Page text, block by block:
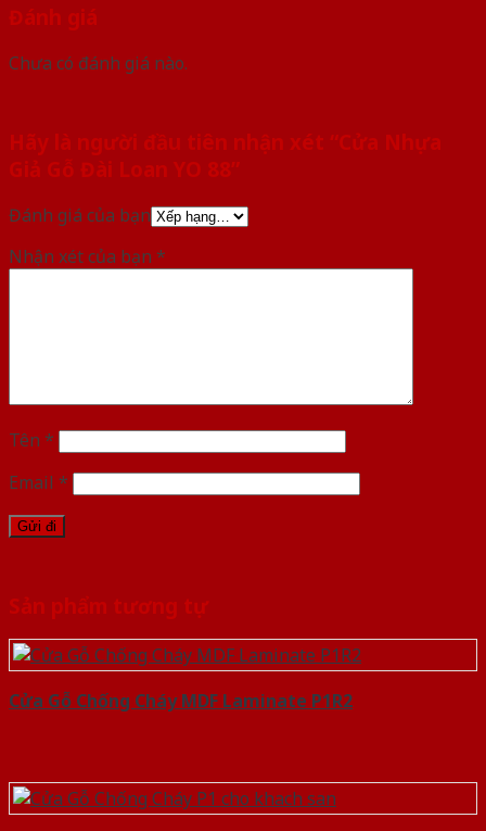
Đánh giá
Chưa có đánh giá nào.
Hãy là người đầu tiên nhận xét “Cửa Nhựa
Giả Gỗ Đài Loan YO 88”
Đánh giá của bạn
Nhận xét của bạn *
Tên *
Email *
Sản phẩm tương tự
Cửa Gỗ Chống Cháy MDF Laminate P1R2